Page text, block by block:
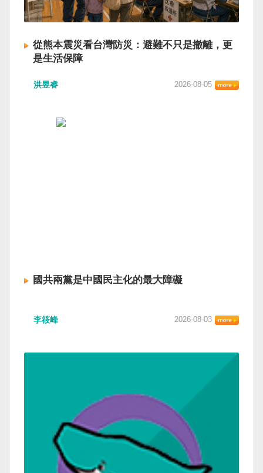
從熊本震災看台灣防災：避難不只是撤離，更
是生活保障
洪昱睿 2026-08-05
國共兩黨是中國民主化的最大障礙
李筱峰 2026-08-03